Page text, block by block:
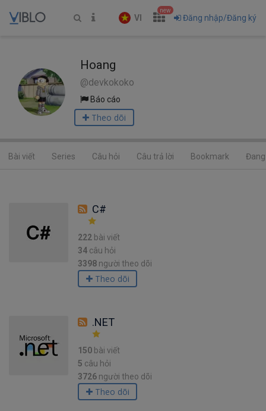
VI
new
Đăng nhập/Đăng ký
Hoang
@devkokoko
Báo cáo
Theo dõi
Bài viết Series Câu hỏi Câu trả lời Bookmark
C#
222 bài viết
34 câu hỏi
3398 người theo dõi
Theo dõi
.NET
150 bài viết
5 câu hỏi
3726 người theo dõi
Theo dõi